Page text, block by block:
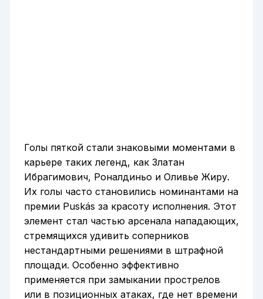
Голы пяткой стали знаковыми моментами в
карьере таких легенд, как Златан
Ибрагимович, Роналдиньо и Оливье Жиру.
Их голы часто становились номинантами на
премии Puskás за красоту исполнения. Этот
элемент стал частью арсенала нападающих,
стремящихся удивить соперников
нестандартными решениями в штрафной
площади. Особенно эффективно
применяется при замыкании прострелов
или в позиционных атаках, где нет времени